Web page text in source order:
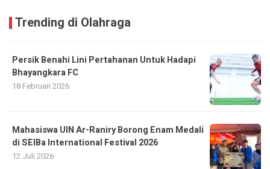
Trending di Olahraga
Persik Benahi Lini Pertahanan Untuk Hadapi
Bhayangkara FC
18 Februari 2026
Mahasiswa UIN Ar-Raniry Borong Enam Medali
di SEIBa International Festival 2026
12 Juli 2026